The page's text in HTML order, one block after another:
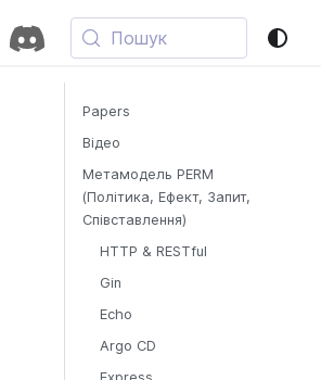
Пошук
Papers
Відео
Метамодель PERM
(Політика, Ефект, Запит,
Співставлення)
HTTP & RESTful
Gin
Echo
Argo CD